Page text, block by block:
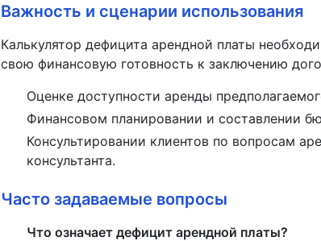
Важность и сценарии использования
Калькулятор дефицита арендной платы
свою финансовую готовность к заключению
Оценке доступности аренды
Финансовом планировании и составлении
Консультировании клиентов по вопросам
консультанта.
Часто задаваемые вопросы
Что означает дефицит арендной платы?